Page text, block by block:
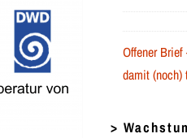
Offener Brief
damit (noch)
>